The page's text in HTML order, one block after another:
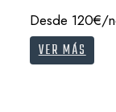
Desde 120€/
VER MÁS